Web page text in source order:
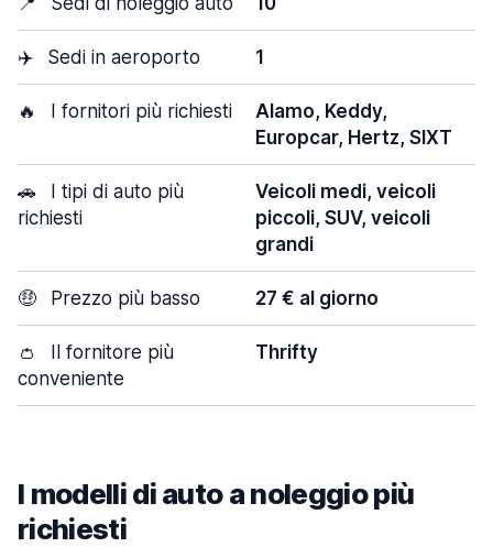
✈️ Sedi in aeroporto 1
🔥 I fornitori più richiesti
Alamo, Keddy,
Europcar, Hertz, SIXT
🚗
I tipi di auto più
richiesti
Veicoli medi, veicoli
piccoli, SUV, veicoli
grandi
🤑 Prezzo più basso 27 € al giorno
👛
Il fornitore più
conveniente
Thrifty
I modelli di auto a noleggio più
richiesti